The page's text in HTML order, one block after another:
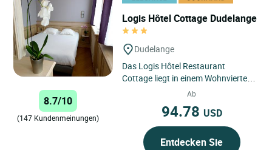
Logis Hôtel Cottage Dudelange
Dudelange
Das Logis Hôtel Restaurant
Cottage liegt in einem Wohnviertel
im Zentrum von Dudelange und
8.7/10
(147 Kundenmeinungen)
Ab
94.78 USD
Entdecken Sie